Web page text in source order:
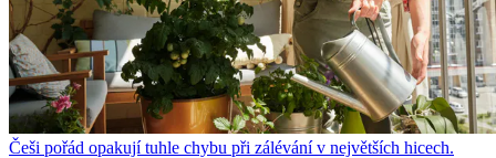
Češi pořád opakují tuhle chybu při zálévání v největších hicech.